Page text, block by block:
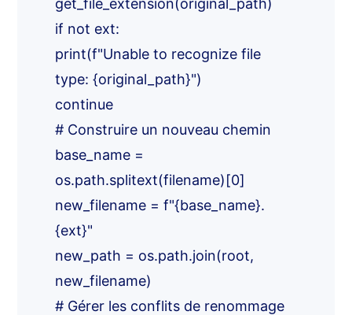
if not ext:
print(f"Unable to recognize file
type: {original_path}")
continue
# Construire un nouveau chemin
base_name =
os.path.splitext(filename)[0]
new_filename = f"{base_name}.
{ext}"
new_path = os.path.join(root,
new_filename)
# Gérer les conflits de renommage